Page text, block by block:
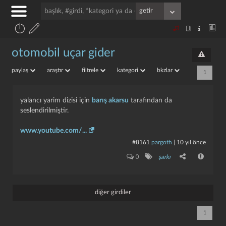
otomobil uçar gider
paylaş araştır filtrele kategori bkzlar 1
yalancı yarim dizisi için barış akarsu tarafından da
seslendirilmiştir.
www.youtube.com/...
#8161 pargoth 10 yıl önce
0 şarkı
diğer girdiler
1